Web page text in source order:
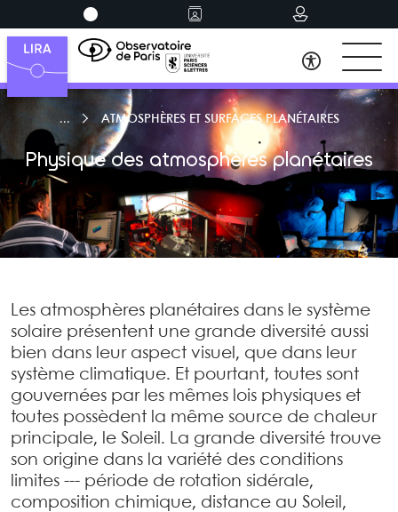
ATMOSPHÈRES ET SURFACES PLANÉTAIRES
Physique des atmosphères planétaires
Les atmosphères planétaires dans le système
solaire présentent une grande diversité aussi
bien dans leur aspect visuel, que dans leur
système climatique. Et pourtant, toutes sont
gouvernées par les mêmes lois physiques et
toutes possèdent la même source de chaleur
principale, le Soleil. La grande diversité trouve
son origine dans la variété des conditions
limites --- période de rotation sidérale,
composition chimique, distance au Soleil,